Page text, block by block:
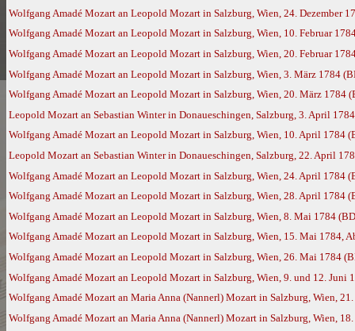
Wolfgang Amadé Mozart an Leopold Mozart in Salzburg, Wien, 24. Dezember
Wolfgang Amadé Mozart an Leopold Mozart in Salzburg, Wien, 10. Februar
Wolfgang Amadé Mozart an Leopold Mozart in Salzburg, Wien, 20. Februar
Wolfgang Amadé Mozart an Leopold Mozart in Salzburg, Wien, 3. März 1784
Wolfgang Amadé Mozart an Leopold Mozart in Salzburg, Wien, 20. März 1784
Leopold Mozart an Sebastian Winter in Donaueschingen, Salzburg, 3. April
Wolfgang Amadé Mozart an Leopold Mozart in Salzburg, Wien, 10. April 1784
Leopold Mozart an Sebastian Winter in Donaueschingen, Salzburg, 22. April
Wolfgang Amadé Mozart an Leopold Mozart in Salzburg, Wien, 24. April 1784
Wolfgang Amadé Mozart an Leopold Mozart in Salzburg, Wien, 28. April 1784
Wolfgang Amadé Mozart an Leopold Mozart in Salzburg, Wien, 8. Mai 1784
Wolfgang Amadé Mozart an Leopold Mozart in Salzburg, Wien, 15. Mai 1784,
Wolfgang Amadé Mozart an Leopold Mozart in Salzburg, Wien, 26. Mai 1784
Wolfgang Amadé Mozart an Leopold Mozart in Salzburg, Wien, 9. und 12. Juni
Wolfgang Amadé Mozart an Maria Anna (Nannerl) Mozart in Salzburg, Wien,
Wolfgang Amadé Mozart an Maria Anna (Nannerl) Mozart in Salzburg, Wien,